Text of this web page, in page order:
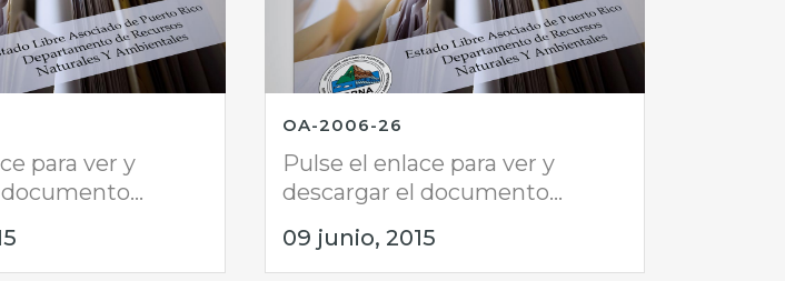
para ver y
OA-2006-26
Pulse el enlace para ver y
descargar el documento...
09 junio, 2015